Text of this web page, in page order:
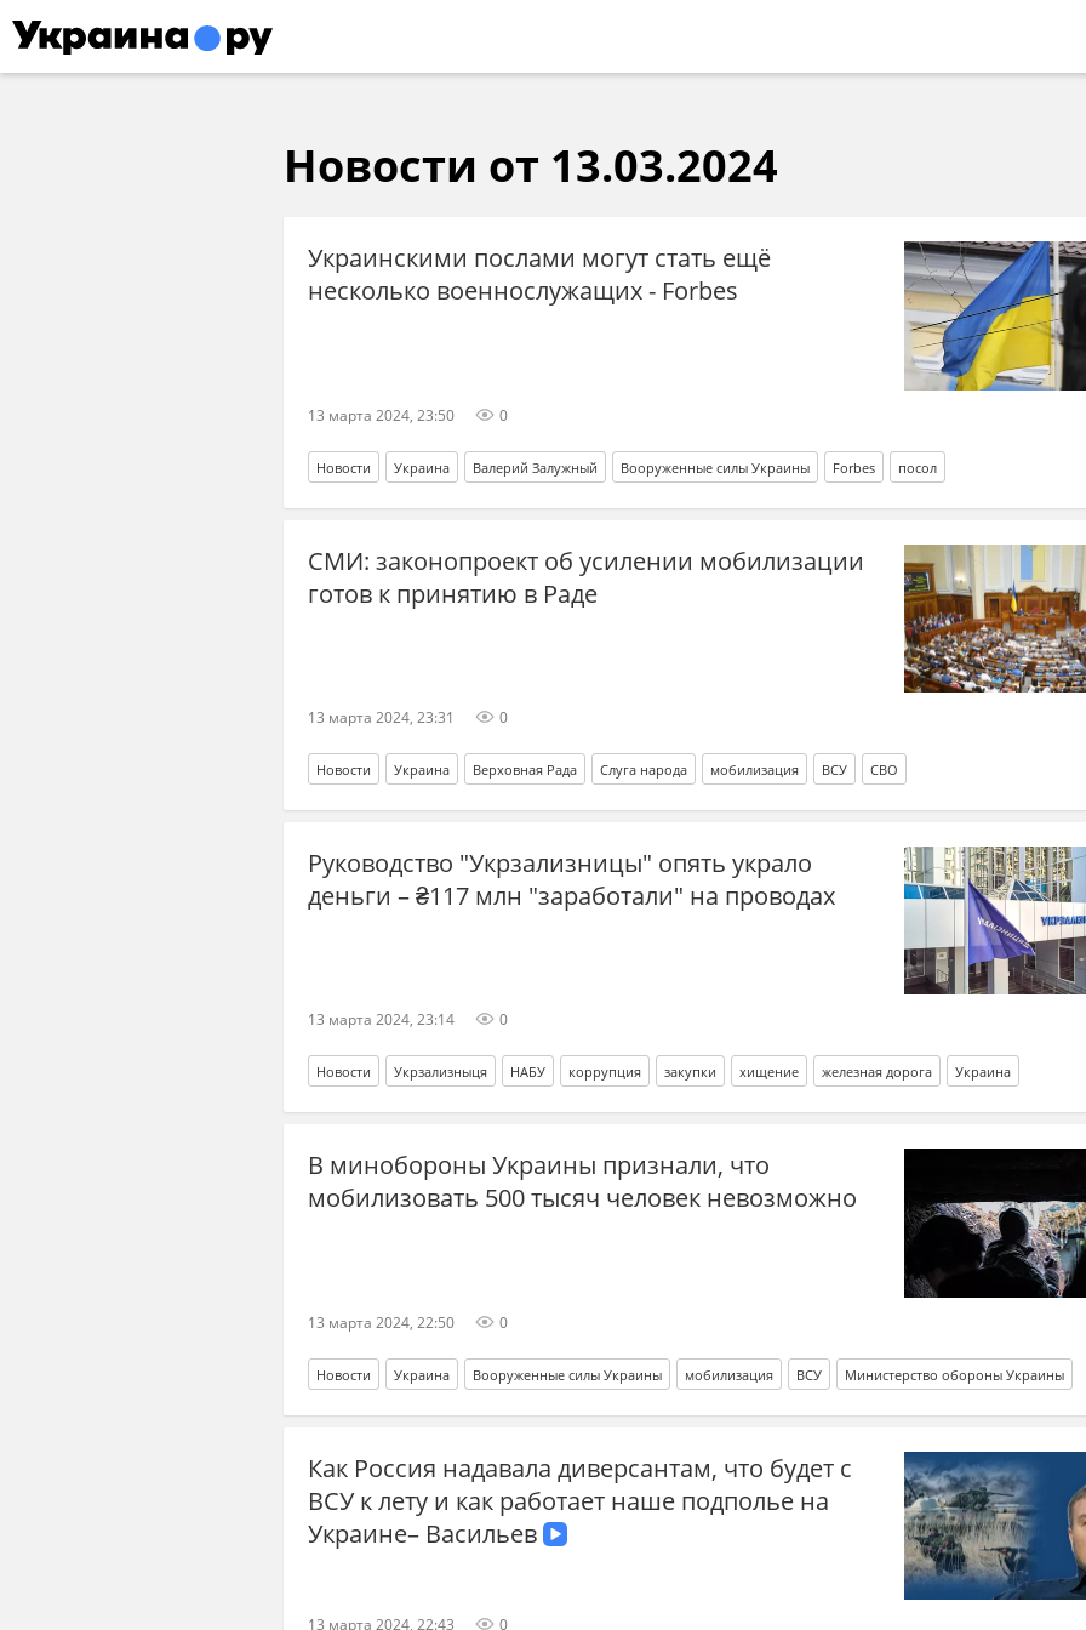
Новости от 13.03.2024
Украинскими послами могут стать ещё
несколько военнослужащих - Forbes
13 марта 2024, 23:50 0
Новости Украина Валерий Залужный Вооруженные силы Украины Forbes посол
СМИ: законопроект об усилении мобилизации
готов к принятию в Раде
13 марта 2024, 23:31 0
Новости Украина Верховная Рада Слуга народа мобилизация ВСУ СВО
Руководство "Укрзализницы" опять украло
деньги – ₴117 млн "заработали" на проводах
13 марта 2024, 23:14 0
Новости Укрзализныця НАБУ коррупция закупки хищение железная дорога Украина
В минобороны Украины признали, что
мобилизовать 500 тысяч человек невозможно
13 марта 2024, 22:50 0
Новости Украина Вооруженные силы Украины мобилизация ВСУ Министерство обороны Украины
Как Россия надавала диверсантам, что будет с
ВСУ к лету и как работает наше подполье на
Украине– Васильев
13 марта 2024, 22:43 0